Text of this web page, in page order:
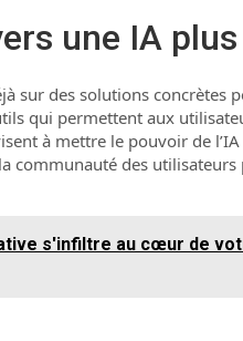
une IA
sur des solutions concrètes
qui permettent aux
à mettre le pouvoir de
communauté des
s'infiltre au cœur de